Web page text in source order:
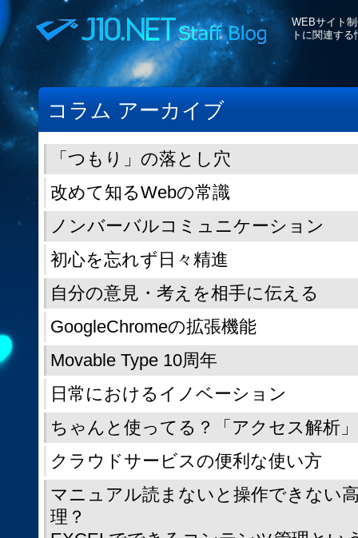
WEBサイト
トに関連す
コラム アーカイブ
「つもり」の落とし穴
改めて知るWebの常識
ノンバーバルコミュニケーション
初心を忘れず日々精進
自分の意見・考えを相手に伝える
GoogleChromeの拡張機能
Movable Type 10周年
日常におけるイノベーション
ちゃんと使ってる？「アクセス解析
クラウドサービスの便利な使い方
マニュアル読まないと操作できない
理？